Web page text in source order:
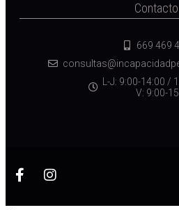
Contacto
669 469
L-J: 9:00-14:00 /
V: 9:00-